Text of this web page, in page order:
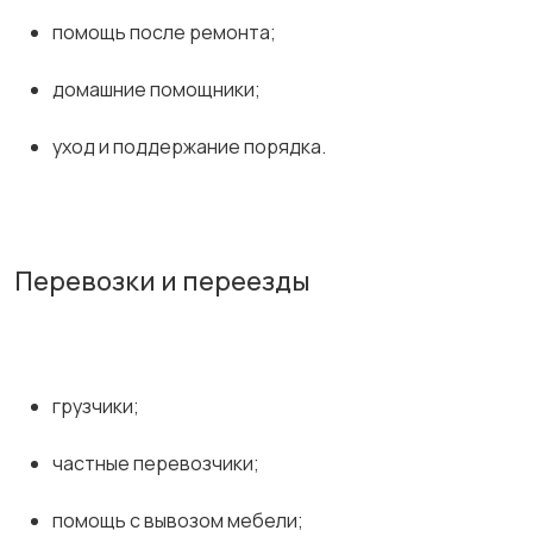
помощь после ремонта;
домашние помощники;
уход и поддержание порядка.
Перевозки и переезды
грузчики;
частные перевозчики;
помощь с вывозом мебели;